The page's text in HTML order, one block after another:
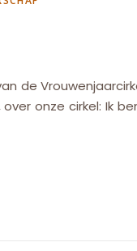
onze cirkel: Ik